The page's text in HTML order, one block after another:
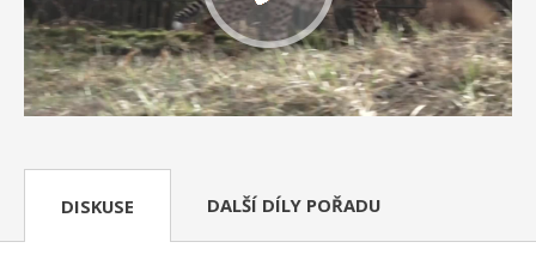
DISKUSE DALŠÍ DÍLY POŘADU